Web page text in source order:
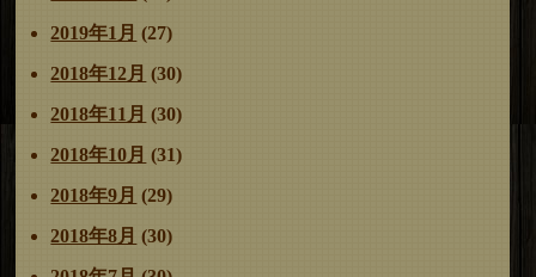
2019年1月 (27)
2018年12月 (30)
2018年11月 (30)
2018年10月 (31)
2018年9月 (29)
2018年8月 (30)